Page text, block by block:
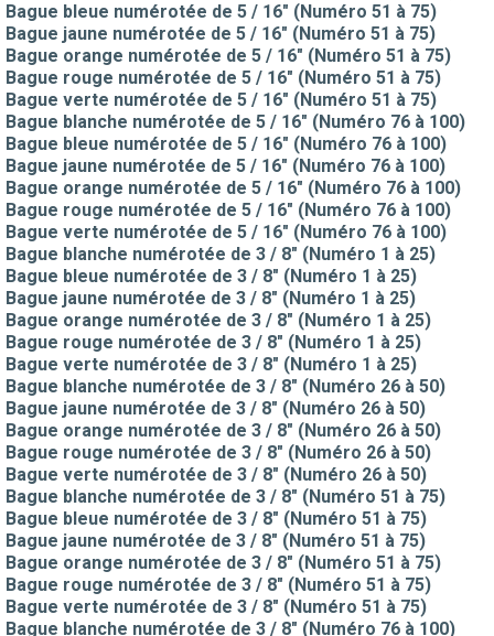
Bague bleue numérotée de 5 / 16" (Numéro 51 à 75)
Bague jaune numérotée de 5 / 16" (Numéro 51 à 75)
Bague orange numérotée de 5 / 16" (Numéro 51 à 75)
Bague rouge numérotée de 5 / 16" (Numéro 51 à 75)
Bague verte numérotée de 5 / 16" (Numéro 51 à 75)
Bague blanche numérotée de 5 / 16" (Numéro 76 à 100)
Bague bleue numérotée de 5 / 16" (Numéro 76 à 100)
Bague jaune numérotée de 5 / 16" (Numéro 76 à 100)
Bague orange numérotée de 5 / 16" (Numéro 76 à 100)
Bague rouge numérotée de 5 / 16" (Numéro 76 à 100)
Bague verte numérotée de 5 / 16" (Numéro 76 à 100)
Bague blanche numérotée de 3 / 8" (Numéro 1 à 25)
Bague bleue numérotée de 3 / 8" (Numéro 1 à 25)
Bague jaune numérotée de 3 / 8" (Numéro 1 à 25)
Bague orange numérotée de 3 / 8" (Numéro 1 à 25)
Bague rouge numérotée de 3 / 8" (Numéro 1 à 25)
Bague verte numérotée de 3 / 8" (Numéro 1 à 25)
Bague blanche numérotée de 3 / 8" (Numéro 26 à 50)
Bague jaune numérotée de 3 / 8" (Numéro 26 à 50)
Bague orange numérotée de 3 / 8" (Numéro 26 à 50)
Bague rouge numérotée de 3 / 8" (Numéro 26 à 50)
Bague verte numérotée de 3 / 8" (Numéro 26 à 50)
Bague blanche numérotée de 3 / 8" (Numéro 51 à 75)
Bague bleue numérotée de 3 / 8" (Numéro 51 à 75)
Bague jaune numérotée de 3 / 8" (Numéro 51 à 75)
Bague orange numérotée de 3 / 8" (Numéro 51 à 75)
Bague rouge numérotée de 3 / 8" (Numéro 51 à 75)
Bague verte numérotée de 3 / 8" (Numéro 51 à 75)
Bague blanche numérotée de 3 / 8" (Numéro 76 à 100)